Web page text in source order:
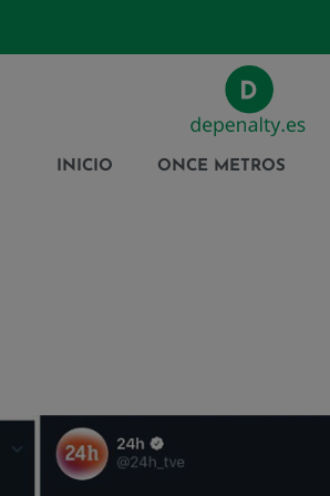
INICIO ONCE METROS